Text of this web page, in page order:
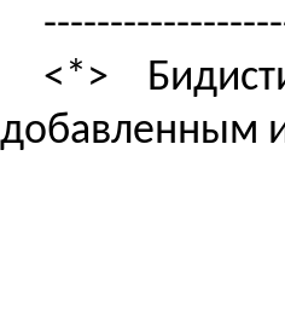
<*>
добавленным